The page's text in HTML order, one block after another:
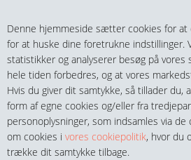
Denne hjemmeside sætter cookies for at
for at huske dine foretrukne indstillinger.
statistikker og analyserer besøg på vores
hele tiden forbedres, og at vores
Hvis du giver dit samtykke, så tillader
form af egne cookies og/eller fra
personoplysninger, som indsamles via
om cookies i vores cookiepolitik, hvor du
trække dit samtykke tilbage.
Teltech.dk
MENU